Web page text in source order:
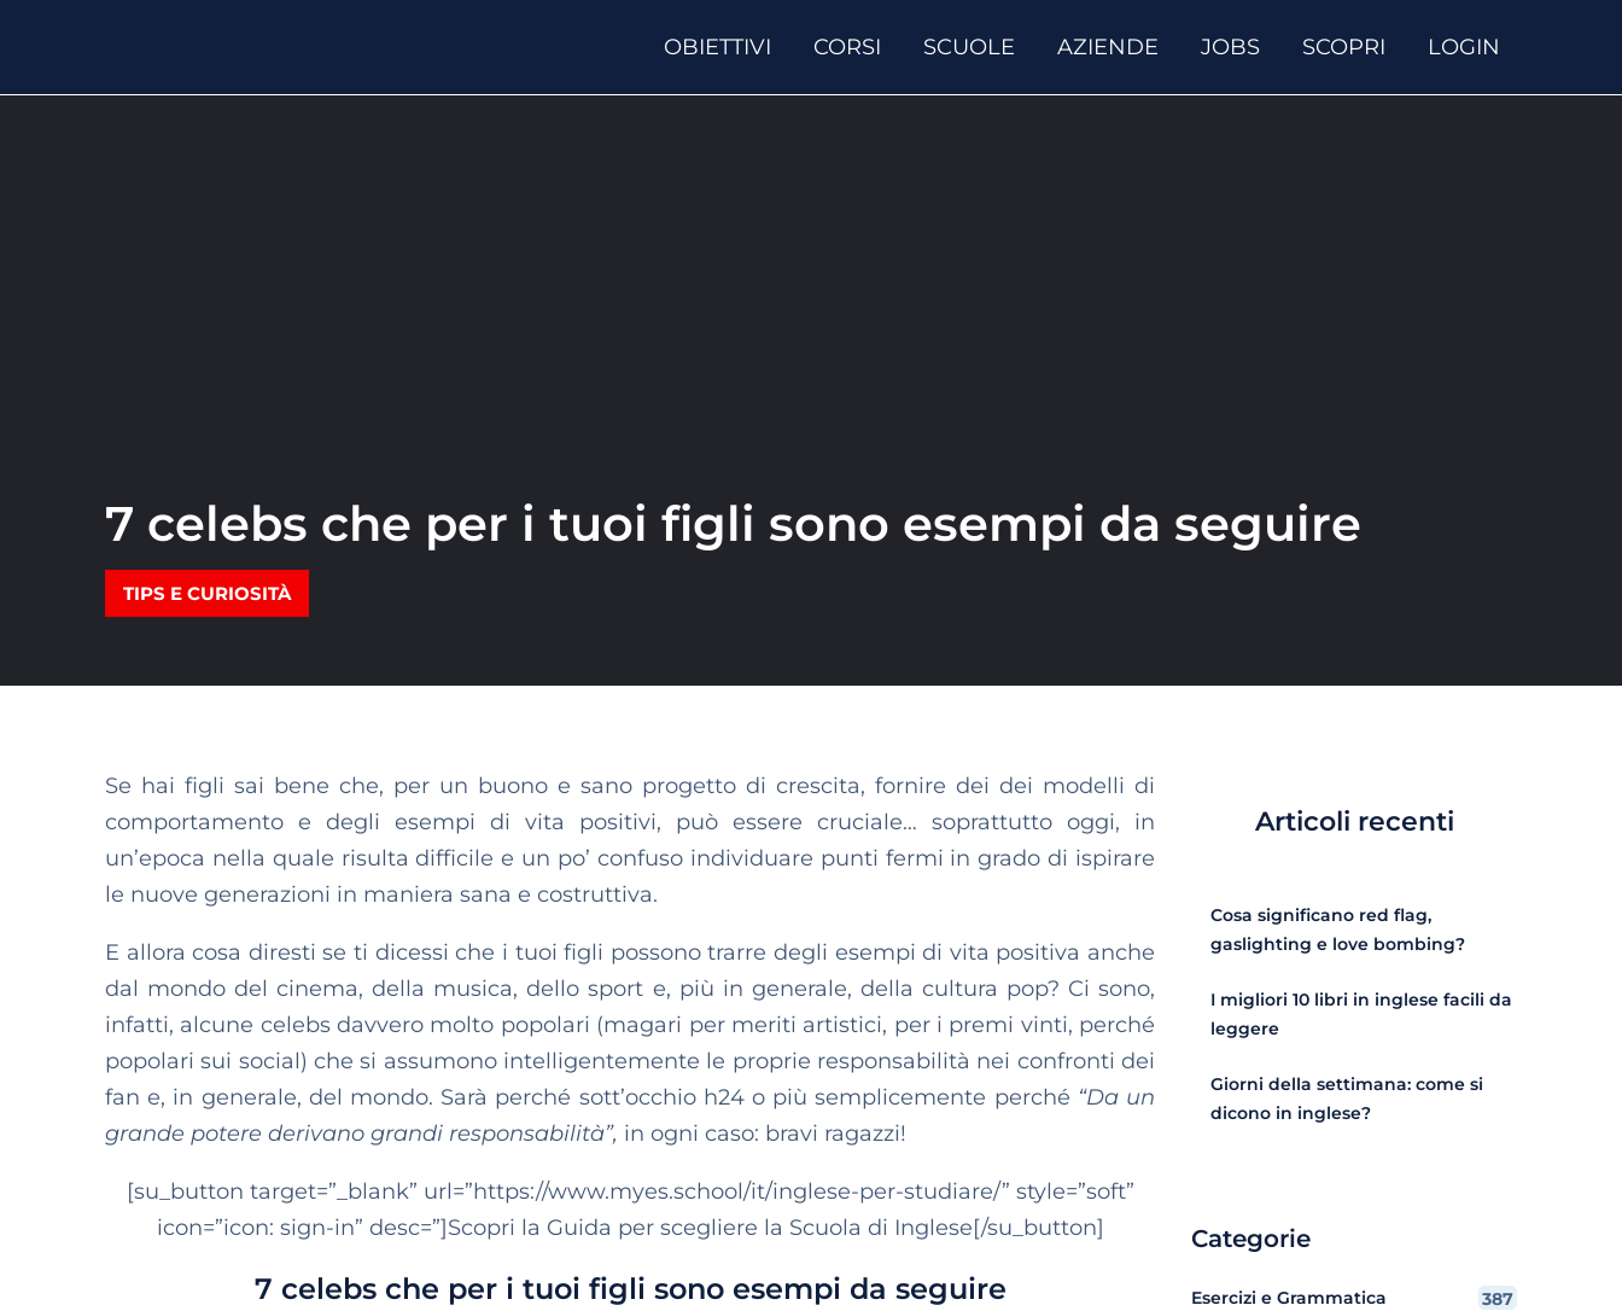
OBIETTIVI CORSI SCUOLE AZIENDE JOBS SCOPRI LOGIN
7 celebs che per i tuoi figli sono esempi da seguire
TIPS E CURIOSITÀ
Se hai figli sai bene che, per un buono e sano progetto di crescita, fornire dei dei modelli di
comportamento e degli esempi di vita positivi, può essere cruciale… soprattutto oggi, in
un’epoca nella quale risulta difficile e un po’ confuso individuare punti fermi in grado di ispirare
le nuove generazioni in maniera sana e costruttiva.
E allora cosa diresti se ti dicessi che i tuoi figli possono trarre degli esempi di vita positiva anche
dal mondo del cinema, della musica, dello sport e, più in generale, della cultura pop? Ci sono,
infatti, alcune celebs davvero molto popolari (magari per meriti artistici, per i premi vinti, perché
popolari sui social) che si assumono intelligentemente le proprie responsabilità nei confronti dei
fan e, in generale, del mondo. Sarà perché sott’occhio h24 o più semplicemente perché “Da un
grande potere derivano grandi responsabilità”, in ogni caso: bravi ragazzi!
[su_button target=”_blank” url=”https://www.myes.school/it/inglese-per-studiare/” style=”soft”
icon=”icon: sign-in” desc=”]Scopri la Guida per scegliere la Scuola di Inglese[/su_button]
7 celebs che per i tuoi figli sono esempi da seguire
Articoli recenti
Cosa significano red flag,
gaslighting e love bombing?
I migliori 10 libri in inglese facili da
leggere
Giorni della settimana: come si
dicono in inglese?
Categorie
Esercizi e Grammatica 387